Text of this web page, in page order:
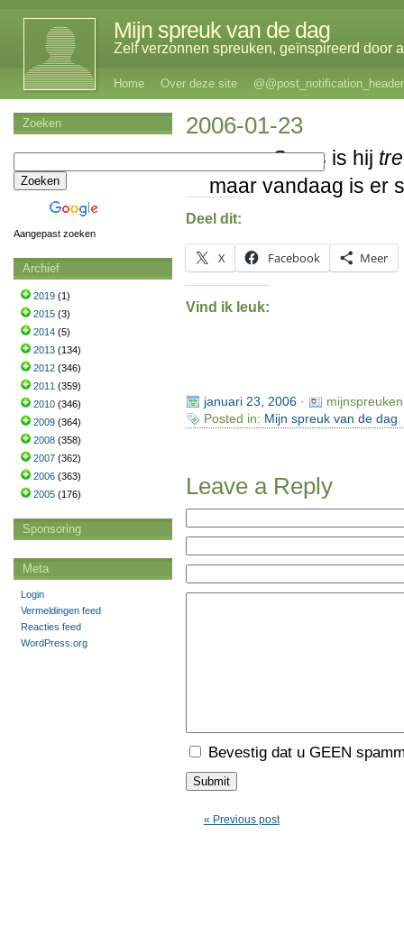
Mijn spreuk van de dag
Zelf verzonnen spreuken, geïnspireerd door
Home Over deze site @@post_notification_header
2006-01-23
Soms is hij
maar vandaag is er
Deel dit:
X Facebook Meer
Vind ik leuk:
januari 23, 2006·
Posted in: Mijn spreuk van de dag
Leave a Reply
Bevestig dat u GEEN
« Previous post
Zoeken
Aangepast zoeken
Archief
2019 (1)
2015 (3)
2014 (5)
2013 (134)
2012 (346)
2011 (359)
2010 (346)
2009 (364)
2008 (358)
2007 (362)
2006 (363)
2005 (176)
Sponsoring
Meta
Login
Vermeldingen feed
Reacties feed
WordPress.org